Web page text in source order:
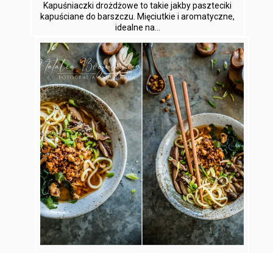
Kapuśniaczki drożdżowe to takie jakby paszteciki
kapuściane do barszczu. Mięciutkie i aromatyczne,
idealne na...